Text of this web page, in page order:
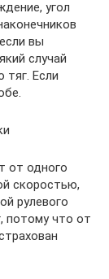
угол
вы
случай
тяг. Если
от одного
скоростью,
рулевого
потому что от